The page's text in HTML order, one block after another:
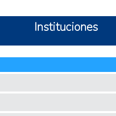
Instituciones